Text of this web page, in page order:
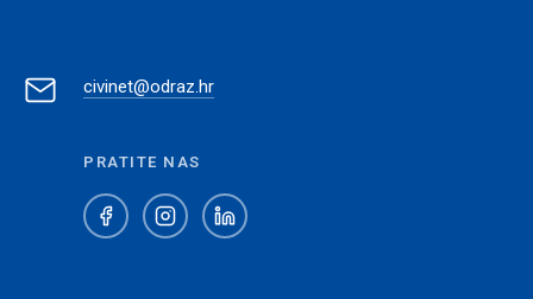
civinet@odraz.hr
PRATITE NAS